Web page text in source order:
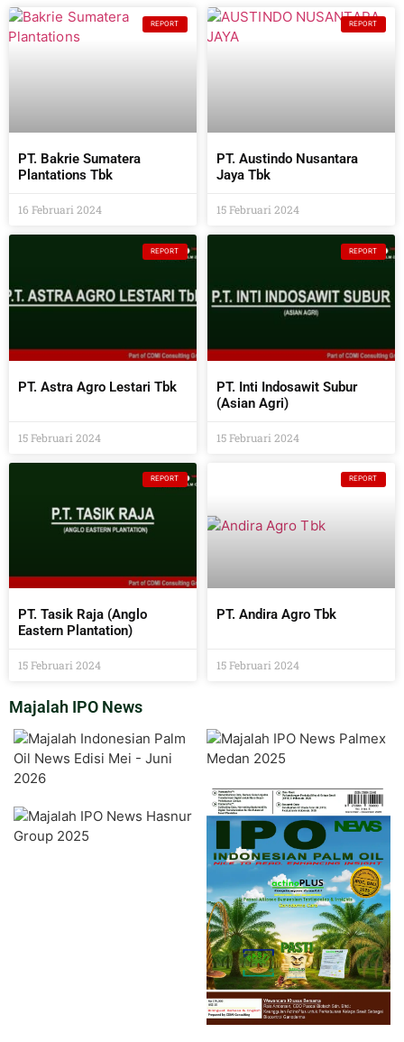
REPORT
PT. Bakrie Sumatera
Plantations Tbk
16 Februari 2024
REPORT
PT. Austindo Nusantara
Jaya Tbk
15 Februari 2024
REPORT
PT. Astra Agro Lestari Tbk
15 Februari 2024
REPORT
PT. Inti Indosawit Subur
(Asian Agri)
15 Februari 2024
REPORT
PT. Tasik Raja (Anglo
Eastern Plantation)
15 Februari 2024
REPORT
PT. Andira Agro Tbk
15 Februari 2024
Majalah IPO News